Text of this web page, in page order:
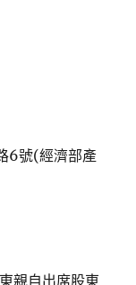
6號(經濟部產
親自出席股東